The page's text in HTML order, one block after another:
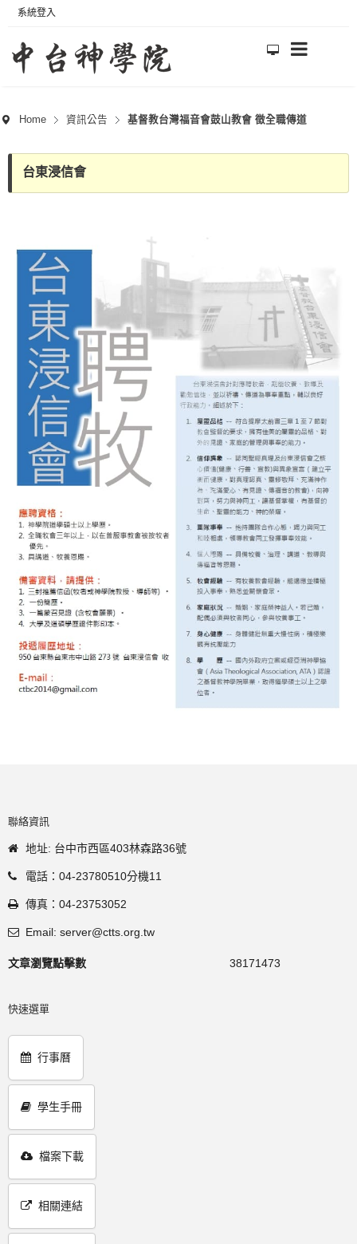
系統登入
Home 資訊公告 基督教台灣福音會鼓山教會 徵全職傳道
台東浸信會
聯絡資訊
地址: 台中市西區403林森路36號
電話：04-23780510分機11
傳真：04-23753052
Email: server@ctts.org.tw
文章瀏覽點擊數 38171473
快速選單
行事曆
學生手冊
檔案下載
相關連結